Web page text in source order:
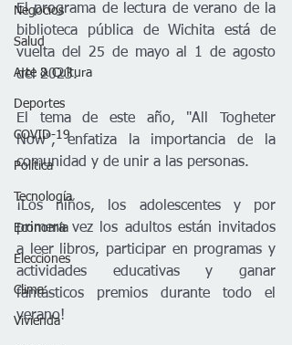
Negocios
Salud
Arte & Cultura
Deportes
COVID-19
Política
Tecnología
Economía
Elecciones
Clima
Vivienda
El programa de lectura de verano de la
biblioteca pública de Wichita está de
vuelta del 25 de mayo al 1 de agosto
del 2023.
El tema de este año, "All Togheter
Now", enfatiza la importancia de la
comunidad y de unir a las personas.
¡Los niños, los adolescentes y por
primera vez los adultos están invitados
a leer libros, participar en programas y
actividades educativas y ganar
fantásticos premios durante todo el
verano!